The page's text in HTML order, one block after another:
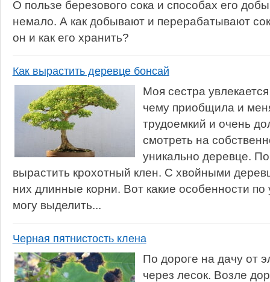
О пользе березового сока и способах его
немало. А как добывают и перерабатывают
он и как его хранить?
Как вырастить деревце бонсай
Моя сестра
чему приобщила и
трудоемкий и очень
смотреть на
уникально деревце.
вырастить крохотный клен. С хвойными
них длинные корни. Вот какие особенности по
могу выделить...
Черная пятнистость клена
По дороге на дачу от
через лесок. Возле